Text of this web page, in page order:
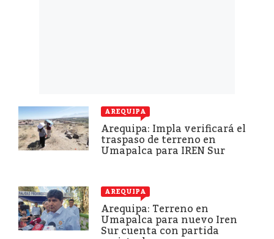
AREQUIPA
Arequipa: Impla verificará el
traspaso de terreno en
Umapalca para IREN Sur
AREQUIPA
Arequipa: Terreno en
Umapalca para nuevo Iren
Sur cuenta con partida